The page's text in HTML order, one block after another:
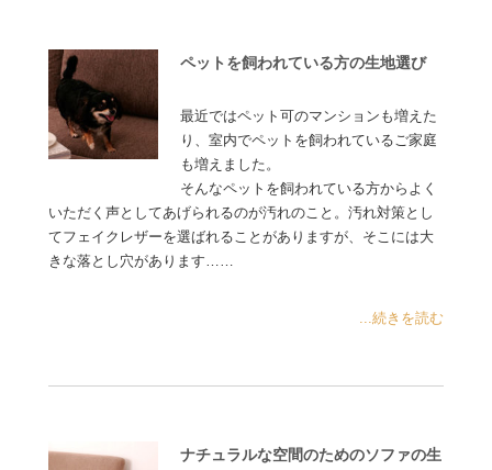
ペットを飼われている方の生地選び
最近ではペット可のマンションも増えた
り、室内でペットを飼われているご家庭
も増えました。
そんなペットを飼われている方からよく
いただく声としてあげられるのが汚れのこと。汚れ対策とし
てフェイクレザーを選ばれることがありますが、そこには大
きな落とし穴があります……
...続きを読む
ナチュラルな空間のためのソファの生